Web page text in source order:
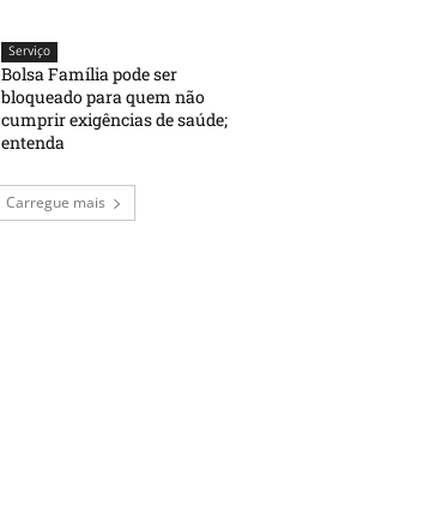
Serviço
Bolsa Família pode ser
bloqueado para quem não
cumprir exigências de saúde;
entenda
Carregue mais